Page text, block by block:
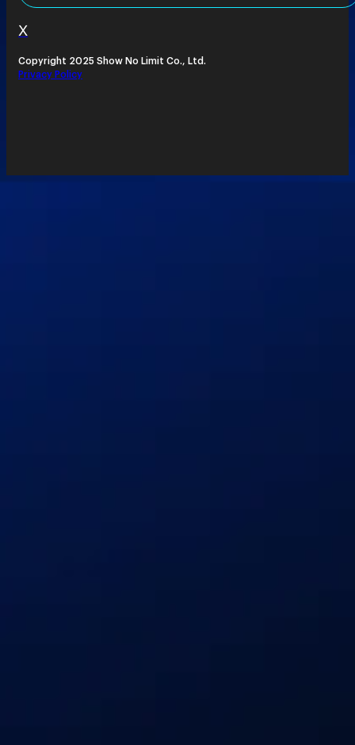
X
Copyright 2025 Show No Limit Co., Ltd.
Privacy Policy